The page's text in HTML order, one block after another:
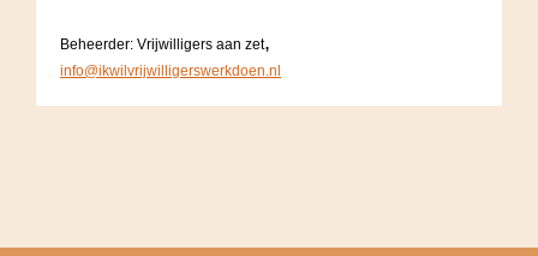
Beheerder: Vrijwilligers aan zet,
info@ikwilvrijwilligerswerkdoen.nl